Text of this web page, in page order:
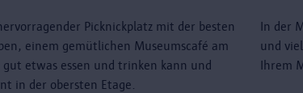
Picknickplatz mit der besten
einem gemütlichen Museumscafé am
gut etwas essen und trinken kann und
in der obersten Etage.
In der
und
Ihrem